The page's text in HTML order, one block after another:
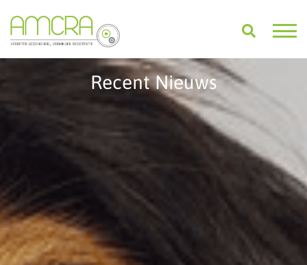
Recent Nieuws